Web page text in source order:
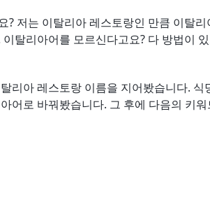
? 저는 이탈리아 레스토랑인 만큼 이탈
탈리아어를 모르신다고요? 다 방법이
리아 레스토랑 이름을 지어봤습니다. 식
어로 바꿔봤습니다. 그 후에 다음의 키